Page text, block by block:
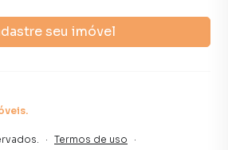
seu imóvel
.
· Termos de uso ·